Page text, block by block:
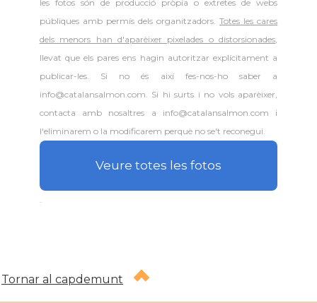
les fotos són de producció pròpia o extretes de webs
públiques amb permís dels organitzadors.Totes les cares
dels menors han d'aparèixer pixelades o distorsionades,
llevat que els pares ens hagin autoritzar explícitament a
publicar-les. Si no és així fes-nos-ho saber a
info@catalansalmon.com. Si hi surts i no vols aparèixer,
contacta amb nosaltres a info@catalansalmon.com i
l'eliminarem o la modificarem perquè no se't reconegui.
Veure totes les fotos
Tornar al capdemunt